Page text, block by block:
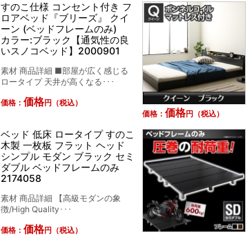
すのこ仕様 コンセント付き フ
ロアベッド『ブリーズ』 クイ
ーン (ベッドフレームのみ)
カラー:ブラック【通気性の良
いスノコベッド】2000901
素材 商品詳細 ■部屋が広く感じる
ロータイプ 天井が高くなる･･･
価格： 価格円（税込）
価格： 価格円（税込）
ベッド 低床 ロータイプ すのこ
木製 一枚板 フラット ヘッド
シンプル モダン ブラック セミ
ダブル ベッドフレームのみ
2174058
素材 商品詳細 【高級モダンの象
徴/High Quality･･･
価格： 価格円（税込）